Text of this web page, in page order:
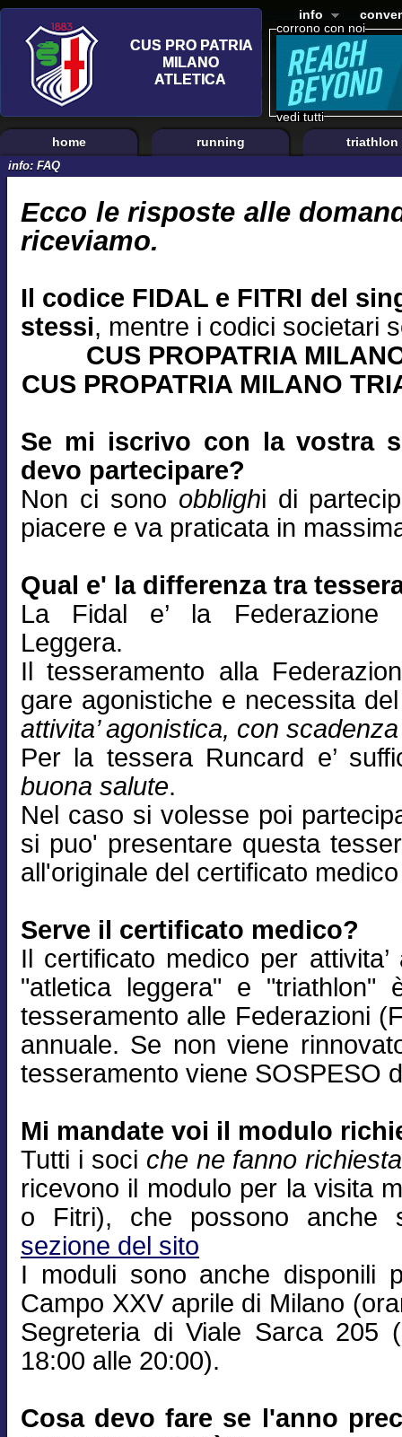
corrono con noi
vedi tutti
info
home running triathlon
info: FAQ
Ecco le risposte alle
riceviamo.
Il codice FIDAL e FITRI del
stessi, mentre i codici societari
CUS PROPATRIA
CUS PROPATRIA MILANO
Se mi iscrivo con la vostra
devo partecipare?
Non ci sono obblighi di
piacere e va praticata in
Qual e' la differenza tra
La Fidal e’ la Federazione
Leggera.
Il tesseramento alla
gare agonistiche e necessita
attivita’ agonistica, con
Per la tessera Runcard e’
buona salute.
Nel caso si volesse poi
si puo' presentare questa
all'originale del certificato
Serve il certificato medico?
Il certificato medico per
"atletica leggera" e "triathlon"
tesseramento alle Federazioni
annuale. Se non viene
tesseramento viene SOSPESO
Mi mandate voi il modulo
Tutti i soci che ne fanno richiesta
ricevono il modulo per la visita
o Fitri), che possono anche
sezione del sito
I moduli sono anche disponili
Campo XXV aprile di Milano
Segreteria di Viale Sarca 205
18:00 alle 20:00).
Cosa devo fare se l'anno